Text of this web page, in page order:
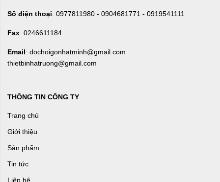
Số điện thoại: 0977811980 - 0904681771 - 0919541111
Fax: 0246611184
Email: dochoigonhatminh@gmail.com
thietbinhatruong@gmail.com
THÔNG TIN CÔNG TY
Trang chủ
Giới thiệu
Sản phẩm
Tin tức
Liên hệ